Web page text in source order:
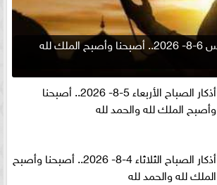
أذكار الصباح الخميس 6-8- 2026.. أصبحنا وأصبح الملك لله
أذكار الصباح الأربعاء 5-8- 2026.. أصبحنا
وأصبح الملك لله والحمد لله
أذكار الصباح الثلاثاء 4-8- 2026.. أصبحنا وأصبح
الملك لله والحمد لله